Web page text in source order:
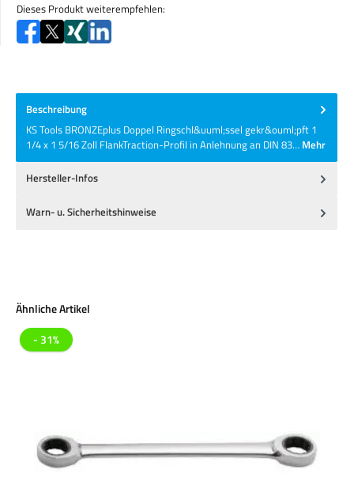
Dieses Produkt weiterempfehlen:
Beschreibung
KS Tools BRONZEplus Doppel Ringschl&uuml;ssel gekr&ouml;pft 1
1/4 x 1 5/16 Zoll FlankTraction-Profil in Anlehnung an DIN 83… Mehr
Hersteller-Infos
Warn- u. Sicherheitshinweise
Produktgalerie überspringen
Ähnliche Artikel
- 31%